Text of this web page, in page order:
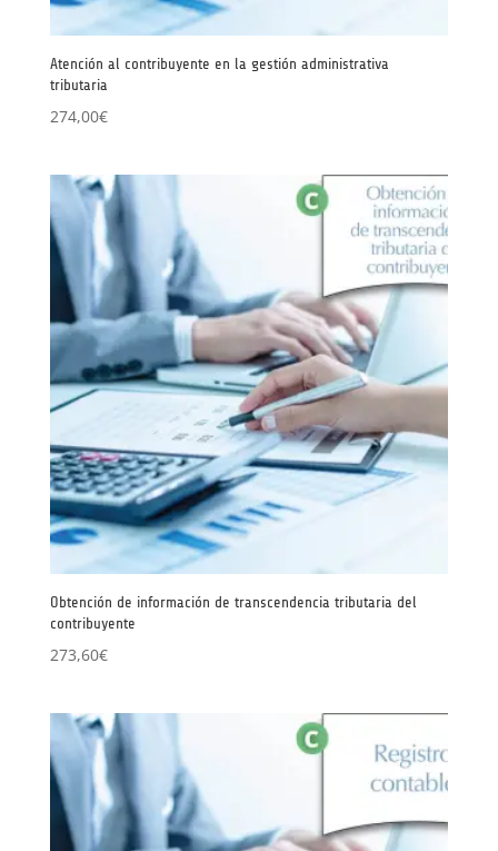
Atención al contribuyente en la gestión administrativa
tributaria
274,00€
Obtención de información de transcendencia tributaria del
contribuyente
273,60€